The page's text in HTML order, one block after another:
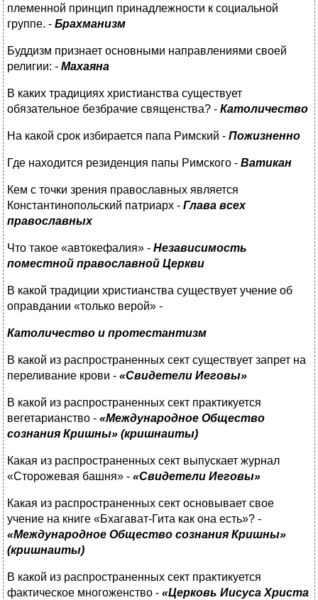
племенной принцип принадлежности к социальной
группе. - Брахманизм
Буддизм признает основными направлениями своей
религии: - Махаяна
В каких традициях христианства существует
обязательное безбрачие священства? - Католичество
На какой срок избирается папа Римский - Пожизненно
Где находится резиденция папы Римского - Ватикан
Кем с точки зрения православных является
Константинопольский патриарх - Глава всех
православных
Что такое «автокефалия» - Независимость
поместной православной Церкви
В какой традиции христианства существует учение об
оправдании «только верой» -
Католичество и протестантизм
В какой из распространенных сект существует запрет на
переливание крови - «Свидетели Иеговы»
В какой из распространенных сект практикуется
вегетарианство - «Международное Общество
сознания Кришны» (кришнаиты)
Какая из распространенных сект выпускает журнал
«Сторожевая башня» - «Свидетели Иеговы»
Какая из распространенных сект основывает свое
учение на книге «Бхагават-Гита как она есть»? -
«Международное Общество сознания Кришны»
(кришнаиты)
В какой из распространенных сект практикуется
фактическое многоженство - «Церковь Иисуса Христа